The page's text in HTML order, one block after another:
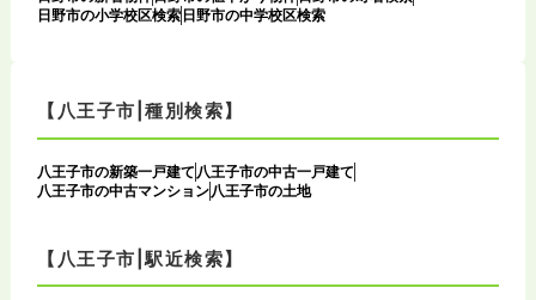
日野市の小学校区検索日野市の中学校区検索
【八王子市|種別検索】
八王子市の新築一戸建て 八王子市の中古一戸建て
八王子市の中古マンション八王子市の土地
【八王子市|駅近検索】